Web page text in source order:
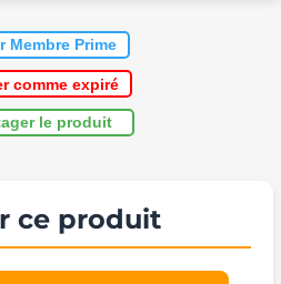
Membre Prime
comme expiré
le produit
ce produit